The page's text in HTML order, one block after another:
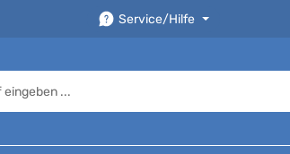
Service/Hilfe